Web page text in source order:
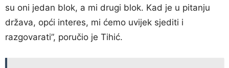
su oni jedan blok, a mi drugi blok. Kad je u pitanju
država, opći interes, mi ćemo uvijek sjediti i
razgovarati”, poručio je Tihić.